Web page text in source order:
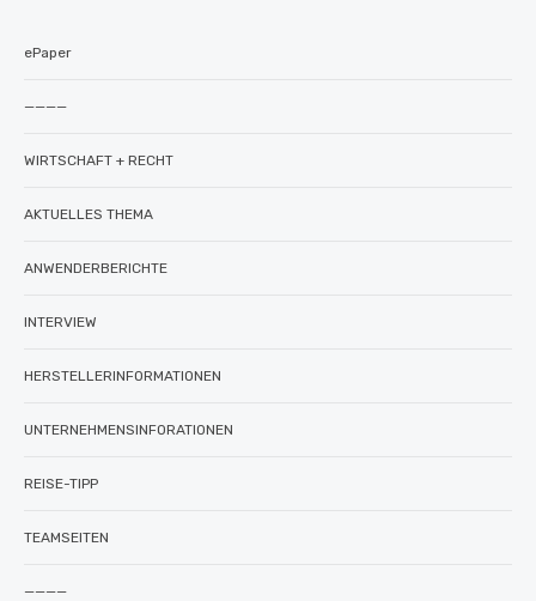
ePaper
————
WIRTSCHAFT + RECHT
AKTUELLES THEMA
ANWENDERBERICHTE
INTERVIEW
HERSTELLERINFORMATIONEN
UNTERNEHMENSINFORATIONEN
REISE-TIPP
TEAMSEITEN
————